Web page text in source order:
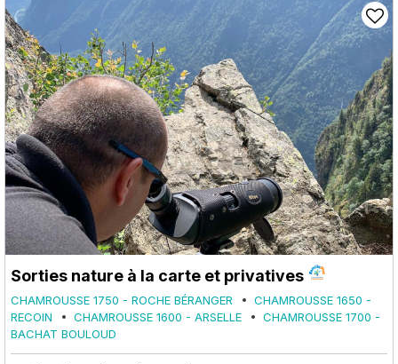
Sorties nature à la carte et privatives
CHAMROUSSE 1750 - ROCHE BÉRANGER
CHAMROUSSE 1650 -
RECOIN
CHAMROUSSE 1600 - ARSELLE
CHAMROUSSE 1700 -
BACHAT BOULOUD